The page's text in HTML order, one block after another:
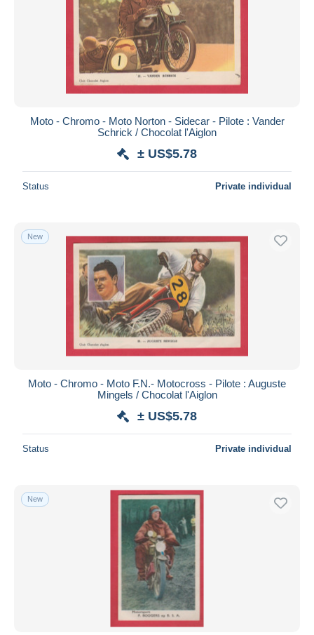
Moto - Chromo - Moto Norton - Sidecar - Pilote : Vander
Schrick / Chocolat l'Aiglon
± US$5.78
Status Private individual
New
Moto - Chromo - Moto F.N.- Motocross - Pilote : Auguste
Mingels / Chocolat l'Aiglon
± US$5.78
Status Private individual
New